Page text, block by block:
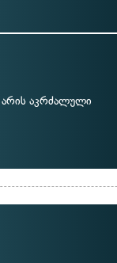
აკრძალული